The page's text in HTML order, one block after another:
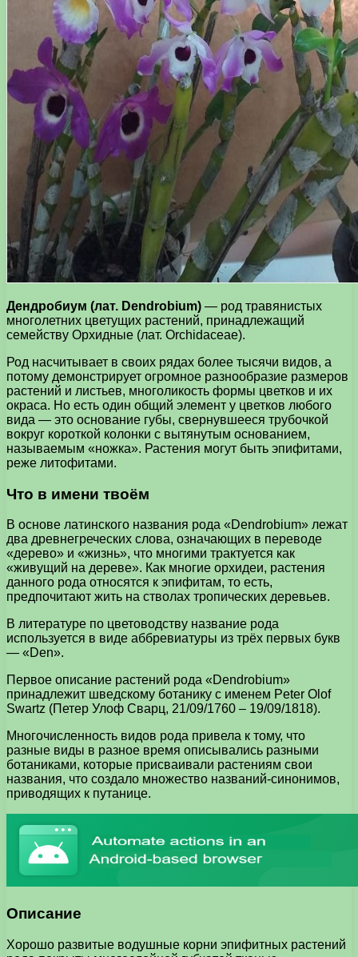
Дендробиум (лат. Dendrobium) — род травянистых
многолетних цветущих растений, принадлежащий
семейству Орхидные (лат. Orchidaceae).
Род насчитывает в своих рядах более тысячи видов, а
потому демонстрирует огромное разнообразие размеров
растений и листьев, многоликость формы цветков и их
окраса. Но есть один общий элемент у цветков любого
вида — это основание губы, свернувшееся трубочкой
вокруг короткой колонки с вытянутым основанием,
называемым «ножка». Растения могут быть эпифитами,
реже литофитами.
Что в имени твоём
В основе латинского названия рода «Dendrobium» лежат
два древнегреческих слова, означающих в переводе
«дерево» и «жизнь», что многими трактуется как
«живущий на дереве». Как многие орхидеи, растения
данного рода относятся к эпифитам, то есть,
предпочитают жить на стволах тропических деревьев.
В литературе по цветоводству название рода
используется в виде аббревиатуры из трёх первых букв
— «Den».
Первое описание растений рода «Dendrobium»
принадлежит шведскому ботанику с именем Peter Olof
Swartz (Петер Улоф Сварц, 21/09/1760 – 19/09/1818).
Многочисленность видов рода привела к тому, что
разные виды в разное время описывались разными
ботаниками, которые присваивали растениям свои
названия, что создало множество названий-синонимов,
приводящих к путанице.
Описание
Хорошо развитые водушные корни эпифитных растений